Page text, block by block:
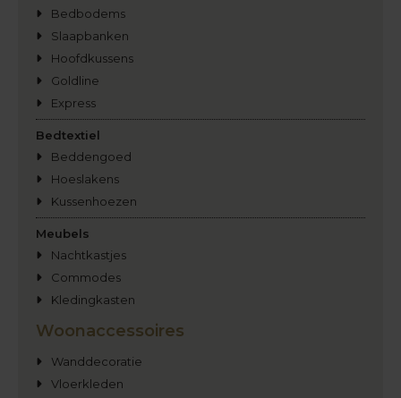
Bedbodems
Slaapbanken
Hoofdkussens
Goldline
Express
Bedtextiel
Beddengoed
Hoeslakens
Kussenhoezen
Meubels
Nachtkastjes
Commodes
Kledingkasten
Woonaccessoires
Wanddecoratie
Vloerkleden